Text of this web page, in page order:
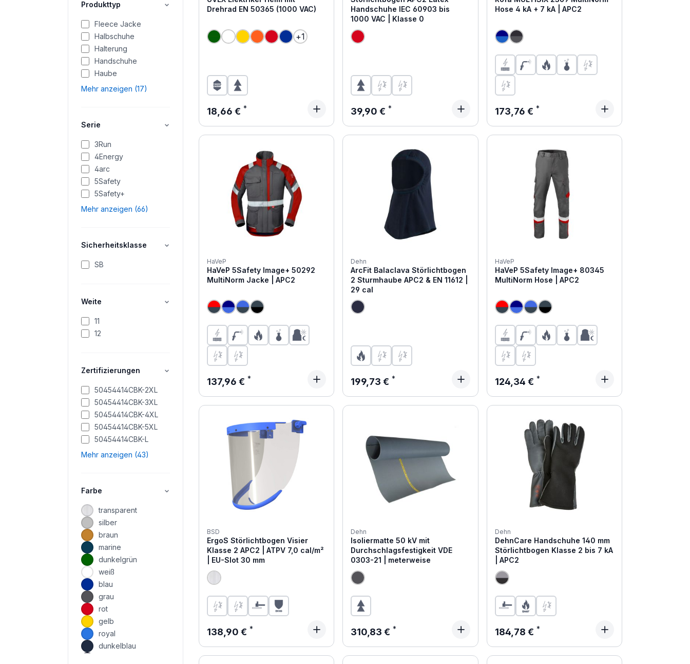
Produkttyp
Fleece Jacke
Halbschuhe
Halterung
Handschuhe
Haube
Mehr anzeigen (17)
Serie
3Run
4Energy
4arc
5Safety
5Safety+
Mehr anzeigen (66)
Sicherheitsklasse
SB
Weite
11
12
Zertifizierungen
50454414CBK-2XL
50454414CBK-3XL
50454414CBK-4XL
50454414CBK-5XL
50454414CBK-L
Mehr anzeigen (43)
Farbe
transparent
silber
braun
marine
dunkelgrün
weiß
blau
grau
rot
gelb
royal
dunkelblau
Drehrad EN 50365 (1000 VAC)
+1
Regulärer Preis:
18,66 €
Handschuhe IEC 60903 bis
1000 VAC | Klasse 0
Regulärer Preis:
39,90 €
Hose 4 kA + 7 kA | APC2
Regulärer Preis:
173,76 €
HaVeP
HaVeP 5Safety Image+ 50292
MultiNorm Jacke | APC2
Regulärer Preis:
137,96 €
Dehn
ArcFit Balaclava Störlichtbogen
2 Sturmhaube APC2 & EN 11612 |
29 cal
Regulärer Preis:
199,73 €
HaVeP
HaVeP 5Safety Image+ 80345
MultiNorm Hose | APC2
Regulärer Preis:
124,34 €
BSD
ErgoS Störlichtbogen Visier
Klasse 2 APC2 | ATPV 7,0 cal/m²
| EU-Slot 30 mm
Regulärer Preis:
138,90 €
Dehn
Isoliermatte 50 kV mit
Durchschlagsfestigkeit VDE
0303-21 | meterweise
Regulärer Preis:
310,83 €
Dehn
DehnCare Handschuhe 140 mm
Störlichtbogen Klasse 2 bis 7 kA
| APC2
Regulärer Preis:
184,78 €